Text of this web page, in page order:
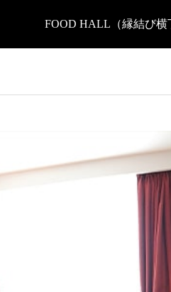
FOOD HALL（縁結び横